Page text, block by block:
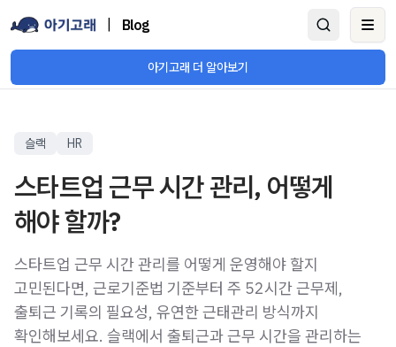
Blog
아기고래 더 알아보기
슬랙 HR
스타트업 근무 시간 관리, 어떻게
해야 할까?
스타트업 근무 시간 관리를 어떻게 운영해야 할지
고민된다면, 근로기준법 기준부터 주 52시간 근무제,
출퇴근 기록의 필요성, 유연한 근태관리 방식까지
확인해보세요. 슬랙에서 출퇴근과 근무 시간을 관리하는